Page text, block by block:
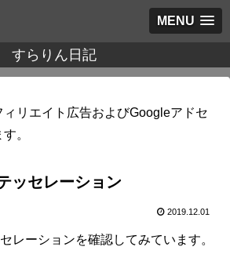
MENU
すらりん日記
リエイト広告およびGoogleアドセ
。
ッセレーション
2019.12.01
レーションを確認してみています。